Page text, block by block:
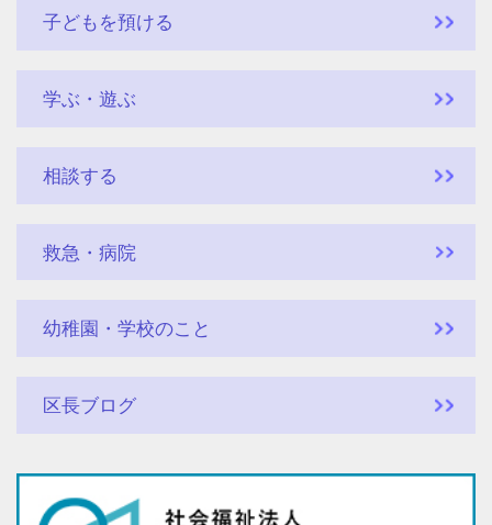
子どもを預ける
学ぶ・遊ぶ
相談する
救急・病院
幼稚園・学校のこと
区長ブログ